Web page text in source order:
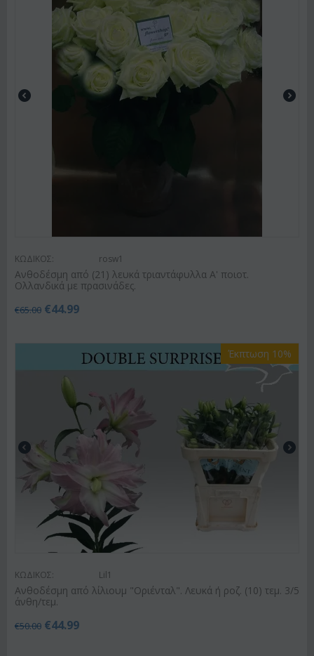
ΚΩΔΙΚΟΣ: rosw1
Ανθοδέσμη από (21) λευκά τριαντάφυλλα Α' ποιοτ.
Ολλανδικά με πρασινάδες.
€65.00 €44.99
Έκπτωση 10%
ΚΩΔΙΚΟΣ: Lil1
Ανθοδέσμη από λίλιουμ "Οριένταλ". Λευκά ή ροζ. (10) τεμ. 3/5
άνθη/τεμ.
€50.00 €44.99